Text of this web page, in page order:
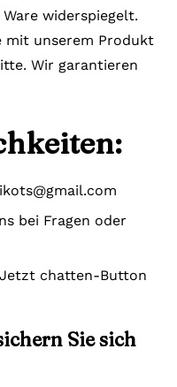
widerspiegelt.
mit unserem Produkt
Wir garantieren
bei Fragen oder
chatten-Button
Sie sich